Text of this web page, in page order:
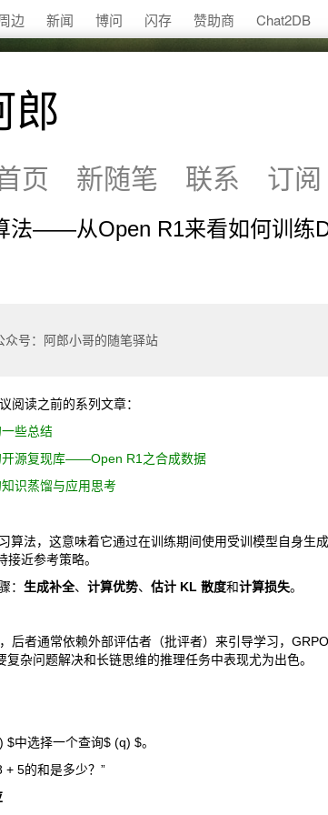
边 新闻 博问 闪存 赞助商 Chat2DB
郎
页 新随笔 联系 订阅
法——从Open R1来看如何训练
众号：阿郎小哥的随笔驿站
阅读之前的系列文章：
些总结
开源复现库——Open R1之合成数据
识蒸馏与应用思考
算法，这意味着它通过在训练期间使用受训模型自身生
近参考策略。
： 生成补全、 计算优势、 估计 KL 散度和计算损失。
后者通常依赖外部评估者（批评者）来引导学习，
复杂问题解决和长链思维的推理任务中表现尤为出色。
$中选择一个查询$ (q) $。
+ 5的和是多少？”